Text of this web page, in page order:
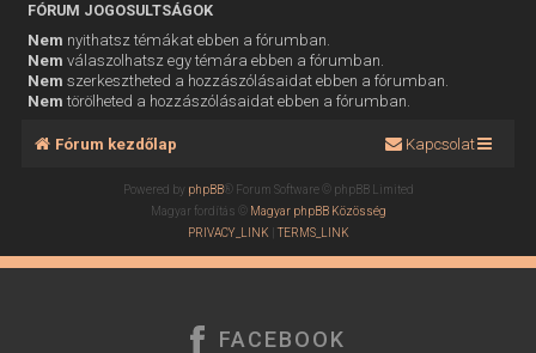
FÓRUM JOGOSULTSÁGOK
Nem nyithatsz témákat ebben a fórumban.
Nem válaszolhatsz egy témára ebben a fórumban.
Nem szerkesztheted a hozzászólásaidat ebben a fórumban.
Nem törölheted a hozzászólásaidat ebben a fórumban.
Fórum kezdőlap Kapcsolat
Powered by phpBB® Forum Software © phpBB Limited
Magyar fordítás © Magyar phpBB Közösség
PRIVACY_LINK |TERMS_LINK
FACEBOOK